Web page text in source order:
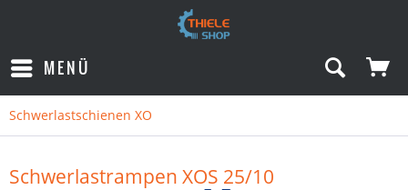
MENÜ
Schwerlastschienen XO
Schwerlastrampen XOS 25/10